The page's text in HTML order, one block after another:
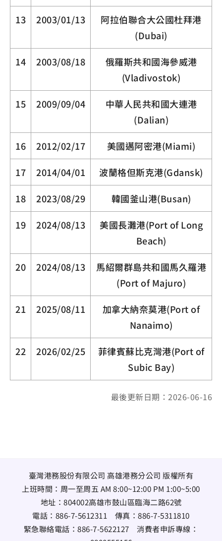
13 2003/01/13
阿拉伯聯合大公國杜拜港
(Dubai)
14 2003/08/18
俄羅斯共和國海參威港
(Vladivostok)
15 2009/09/04
中華人民共和國大連港
(Dalian)
16 2012/02/17 美國邁阿密港(Miami)
17 2014/04/01 波蘭格但斯克港(Gdansk)
18 2023/08/29 韓國釜山港(Busan)
19 2024/08/13
美國長灘港(Port of Long
Beach)
20 2024/08/13
馬紹爾群島共和國馬久羅港
(Port of Majuro)
21 2025/08/11
加拿大納奈莫港(Port of
Nanaimo)
22 2026/02/25
菲律賓蘇比克灣港(Port of
Subic Bay)
最後更新日期：2026-06-16
臺灣港務股份有限公司 高雄港務分公司 版權所有
上班時間：周一至周五 AM 8:00~12:00 PM 1:00~5:00
地址： 804002高雄市鼓山區臨海二路62號
電話： 886-7-5612311 傳真：886-7-5311810
緊急聯絡電話：886-7-5622127消費者申訴專線：